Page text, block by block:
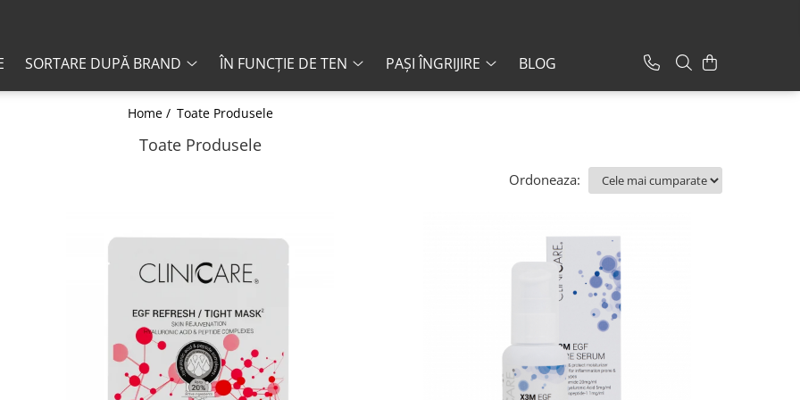
SORTARE DUPĂ BRAND ÎN FUNCȚIE DE TEN PAȘI ÎNGRIJIRE BLOG
Home / Toate Produsele
Toate Produsele
Ordoneaza: